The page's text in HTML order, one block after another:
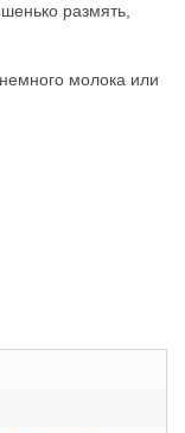
размять,
молока или